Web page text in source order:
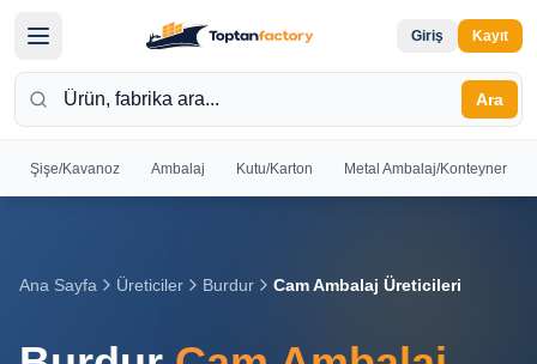
Giriş Kayıt
Ara
Şişe/Kavanoz Ambalaj Kutu/Karton Metal Ambalaj/Konteyner
Giriş yapın
Ana Sayfa Üreticiler Burdur Cam Ambalaj Üreticileri